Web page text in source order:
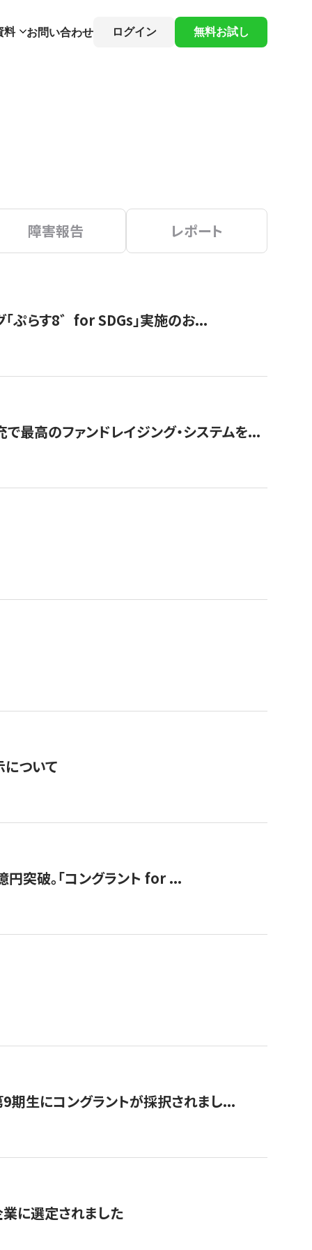
料 お問い合わせ ログイン 無料お試し
障害報告 レポート
ぷらす8゛for SDGs」実施のお...
最高のファンドレイジング・システムを...
ついて
突破。「コングラント for ...
9期生にコングラントが採択されまし...
に選定されました